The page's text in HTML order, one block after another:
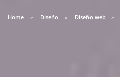
Home Diseño Diseño web